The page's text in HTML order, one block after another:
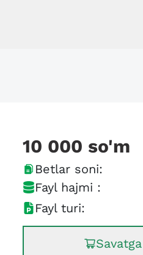
10 000 so'm
Betlar soni:
Fayl hajmi :
Fayl turi: